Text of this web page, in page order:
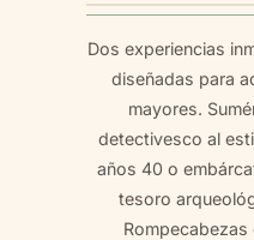
Dos experiencias
diseñadas para
mayores.
detectivesco al
años 40 o
tesoro